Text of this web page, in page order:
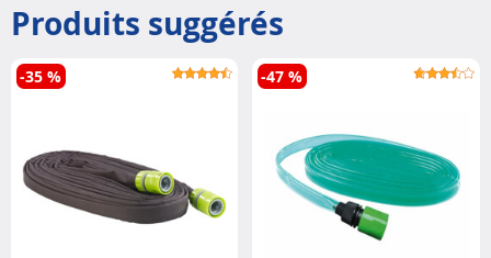
Produits suggérés
-35 % -47 %